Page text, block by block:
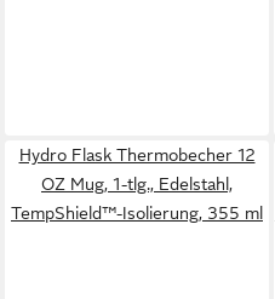
Hydro Flask Thermobecher 12
OZ Mug, 1-tlg., Edelstahl,
TempShield™-Isolierung, 355 ml